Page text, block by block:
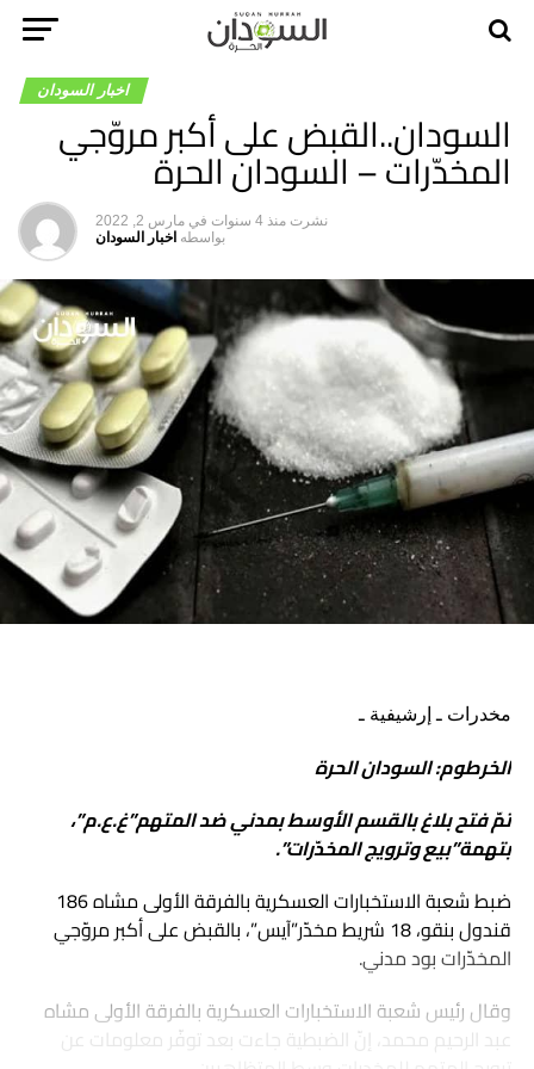
اخبار السودان
السودان..القبض على أكبر مروّجي
المخدّرات – السودان الحرة
نشرت منذ 4 سنوات في مارس 2, 2022
بواسطه اخبار السودان
مخدرات ـ إرشيفية ـ
الخرطوم: السودان الحرة
تمّ فتح بلاغ بالقسم الأوسط بمدني ضد المتهم”غ.ع.م”،
بتهمة”بيع وترويج المخدّرات”.
ضبط شعبة الاستخبارات العسكرية بالفرقة الأولى مشاه 186
قندول بنقو، 18 شريط مخدّر”آيس”، بالقبض على أكبر مروّجي
المخدّرات بود مدني.
وقال رئيس شعبة الاستخبارات العسكرية بالفرقة الأولى مشاه
عبد الرحيم محمد، إنّ الضبطية جاءت بعد توفّر معلومات عن